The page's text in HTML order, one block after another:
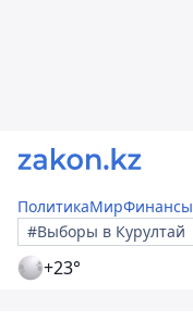
ПолитикаМирФинансы
#Выборы в Курултай
+23°